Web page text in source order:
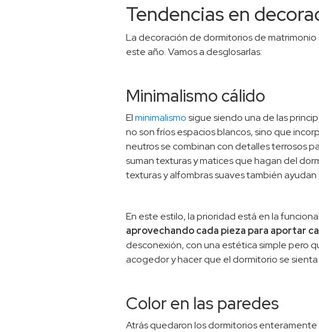
Tendencias en
La decoración de dormitorios de
este año. Vamos a desglosarlas:
Minimalismo cálido
Elminimalismosigue siendo una de las
no son fríos espacios blancos, sino que
neutros se combinan con detalles terrosos
suman texturas y matices que hagan del
texturas y alfombras suaves también
En este estilo, la prioridad está en la
aprovechando cada pieza para aportar
desconexión, con una estética simple pero
acogedor y hacer que el dormitorio se
Color en las paredes
Atrás quedaron los dormitorios